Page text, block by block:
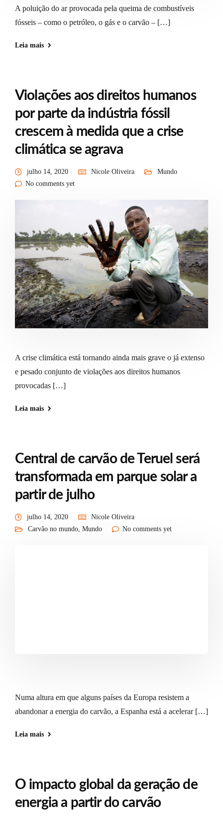
A poluição do ar provocada pela queima de combustíveis
fósseis – como o petróleo, o gás e o carvão – […]
Leia mais
Violações aos direitos humanos
por parte da indústria fóssil
crescem à medida que a crise
climática se agrava
julho 14, 2020 Nicole Oliveira
Mundo
No comments yet
A crise climática está tornando ainda mais grave o já extenso
e pesado conjunto de violações aos direitos humanos
provocadas […]
Leia mais
Central de carvão de Teruel será
transformada em parque solar a
partir de julho
julho 14, 2020
Nicole Oliveira
Carvão no mundo, Mundo No comments yet
Numa altura em que alguns países da Europa resistem a
abandonar a energia do carvão, a Espanha está a acelerar […]
Leia mais
O impacto global da geração de
energia a partir do carvão